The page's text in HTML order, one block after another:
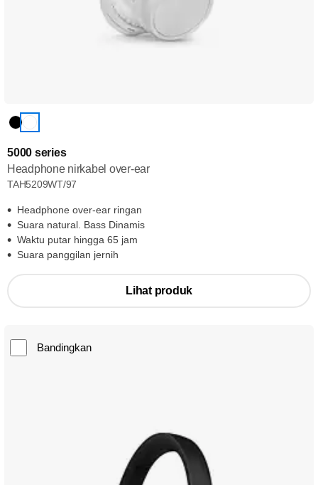
5000 series
Headphone nirkabel over-ear
TAH5209WT/97
Headphone over-ear ringan
Suara natural. Bass Dinamis
Waktu putar hingga 65 jam
Suara panggilan jernih
Lihat produk
Bandingkan